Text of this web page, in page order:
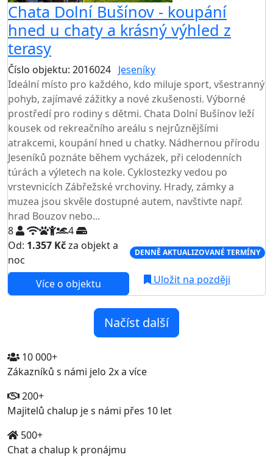
Chata Dolní Bušínov - koupání
hned u chaty a krásný výhled z
terasy
Číslo objektu: 2016024 Jeseníky
Ideální místo pro každého, kdo miluje sport, všestranný
pohyb, zajímavé zážitky a nové zkušenosti. Výborné
prostředí pro rodiny s dětmi. Chata Dolní Bušínov leží
kousek od rekreačního areálu s nejrůznějšími
atrakcemi, koupání hned u chatky. Nádhernou přírodu
Jeseníků poznáte během vycházek, při celodenních
túrách a výletech na kole. Cyklostezky vedou po
vrstevnicích Zábřežské vrchoviny. Hrady, zámky a
muzea jsou skvěle dostupné autem, navštivte např.
hrad Bouzov nebo...
8
4
Od: 1.357 Kčza objekt a
noc
DENNĚ AKTUALIZOVANÉ TERMÍNY
Více o objektu Uložit na později
Načíst další
10 000+
Zákazníků s námi jelo 2x a více
200+
Majitelů chalup je s námi přes 10 let
500+
Chat a chalup k pronájmu